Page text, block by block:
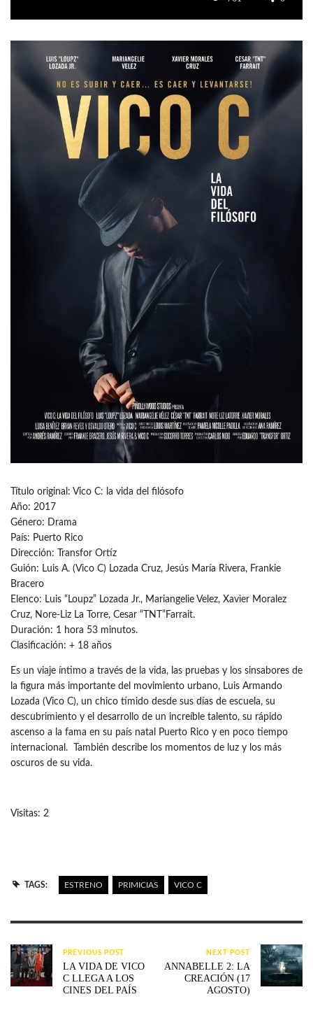
Título original: Vico C: la vida del filósofo
Año: 2017
Género: Drama
País: Puerto Rico
Dirección: Transfor Ortíz
Guión: Luis A. (Vico C) Lozada Cruz, Jesús María Rivera, Frankie
Bracero
Elenco: Luis “Loupz” Lozada Jr., Mariangelie Velez, Xavier Moralez
Cruz, Nore-Liz La Torre, Cesar “TNT”Farrait.
Duración: 1 hora 53 minutos.
Clasificación: + 18 años
Es un viaje íntimo a través de la vida, las pruebas y los sinsabores de
la figura más importante del movimiento urbano, Luis Armando
Lozada (Vico C), un chico tímido desde sus días de escuela, su
descubrimiento y el desarrollo de un increíble talento, su rápido
ascenso a la fama en su país natal Puerto Rico y en poco tiempo
internacional. También describe los momentos de luz y los más
oscuros de su vida.
Visitas: 2
TAGS: ESTRENO PRIMICIAS VICO C
PREVIOUS POST
LA VIDA DE VICO
C LLEGA A LOS
CINES DEL PAÍS
NEXT POST
ANNABELLE 2: LA
CREACIÓN (17
AGOSTO)